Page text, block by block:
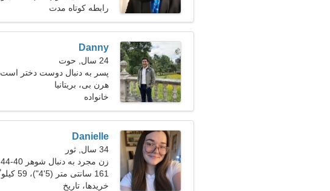
رابطه کوتاه مدت
Danny
24 سال, حوت
پسر به دنبال دوست دختر است
هرن بی، بریتانیا
خانواده
Danielle
34 سال, ثور
زن مجرد به دنبال شوهر 40-44
161 سانتی متر (5'4")، 59 کیلوگرم (130 پوند)
خریدها، تاریخ